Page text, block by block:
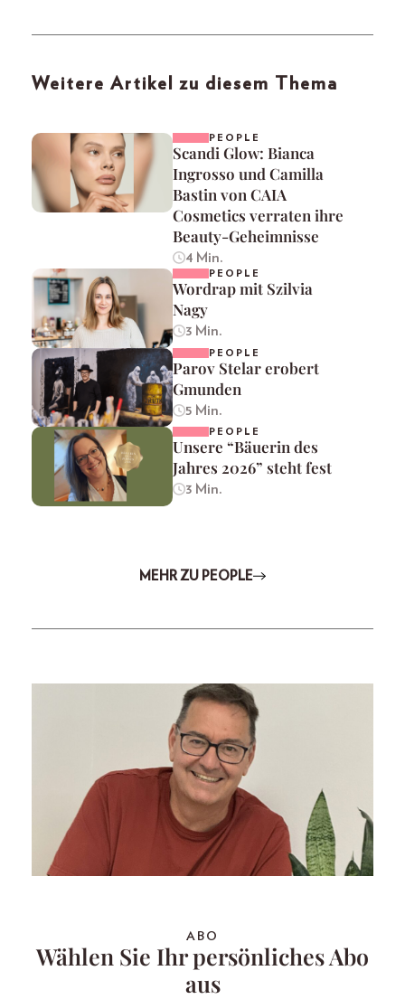
Weitere Artikel zu diesem Thema
PEOPLE
Scandi Glow: Bianca
Ingrosso und Camilla
Bastin von CAIA
Cosmetics verraten ihre
Beauty-Geheimnisse
4 Min.
PEOPLE
Wordrap mit Szilvia
Nagy
3 Min.
PEOPLE
Parov Stelar erobert
Gmunden
5 Min.
PEOPLE
Unsere “Bäuerin des
Jahres 2026” steht fest
3 Min.
MEHR ZU PEOPLE
ABO
Wählen Sie Ihr persönliches Abo
aus